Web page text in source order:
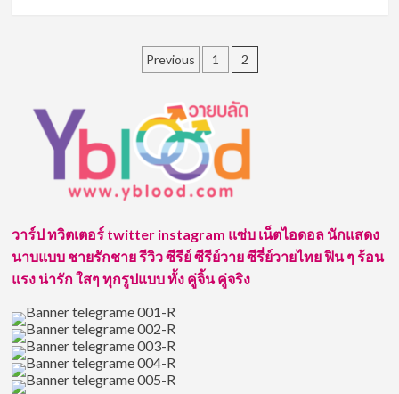
กลิ่น
ความ
รัก
รีส์
แนว
สไตล์
เมือง
เหนือ
สุด
Posts
Previous 1 2
วาร์ป ทวิตเตอร์ twitter instagram แซ่บ เน็ตไอดอล นักแสดง
นาบแบบ ชายรักชาย รีวิว ซีรีย์ ซีรีย์วาย ซีรี่ย์วายไทย ฟิน ๆ ร้อน
แรง น่ารัก ใสๆ ทุกรูปแบบ ทั้ง คู่จิ้น คู่จริง